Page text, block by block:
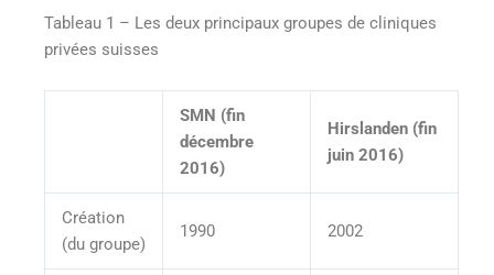
Tableau 1 – Les deux principaux groupes de cliniques
privées suisses
SMN (fin
décembre
2016)
Hirslanden (fin
juin 2016)
Création
(du groupe)
1990 2002